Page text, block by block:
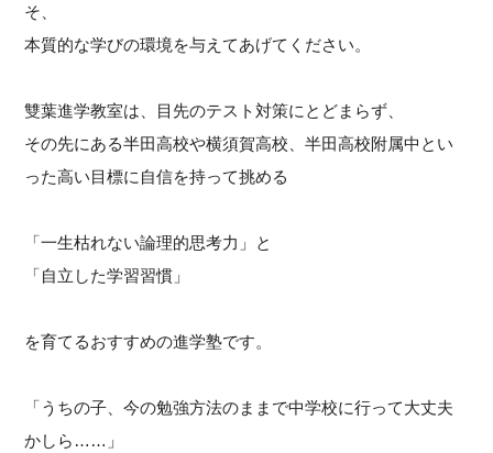
そ、
本質的な学びの環境を与えてあげてください。
雙葉進学教室は、目先のテスト対策にとどまらず、
その先にある半田高校や横須賀高校、半田高校附属中とい
った高い目標に自信を持って挑める
「一生枯れない論理的思考力」と
「自立した学習習慣」
を育てるおすすめの進学塾です。
「うちの子、今の勉強方法のままで中学校に行って大丈夫
かしら……」